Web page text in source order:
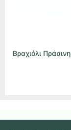
Βραχιόλι